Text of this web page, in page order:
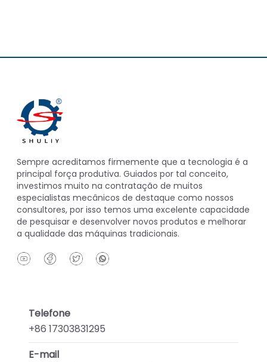
Sempre acreditamos firmemente que a tecnologia é a
principal força produtiva. Guiados por tal conceito,
investimos muito na contratação de muitos
especialistas mecânicos de destaque como nossos
consultores, por isso temos uma excelente capacidade
de pesquisar e desenvolver novos produtos e melhorar
a qualidade das máquinas tradicionais.
Telefone
+86 17303831295
E-mail